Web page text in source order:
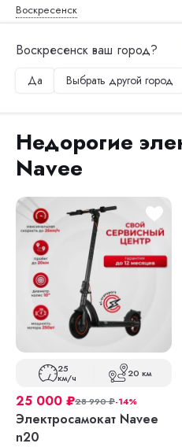
Воскресенск
Воскресенск ваш город?
Да Выбрать другой город
Главная Электросамокаты
Недорогие
Navee
25
км/ч 20 км
25 000 ₽28 990₽-14%
Электросамокат Navee
n20